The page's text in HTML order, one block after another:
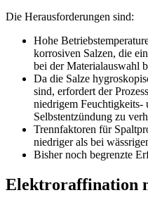
Die Herausforderungen sind:
Hohe
korrosiven Salzen, die
bei der Materialauswahl
Da die Salze
sind, erfordert der
niedrigem Feuchtigkeits-
Selbstentzündung zu
Trennfaktoren für
niedriger als bei
Bisher noch begrenzte
Elektroraffination